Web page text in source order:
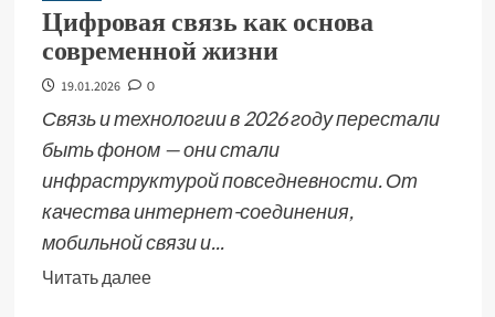
Цифровая связь как основа
современной жизни
19.01.2026 0
Связь и технологии в 2026 году перестали
быть фоном — они стали
инфраструктурой повседневности. От
качества интернет-соединения,
мобильной связи и...
Читать далее